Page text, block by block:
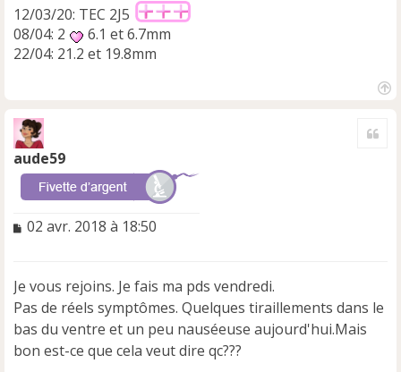
12/03/20: TEC 2J5
08/04: 2
6.1 et 6.7mm
22/04: 21.2 et 19.8mm
aude59
M
a
g
e
n
o
02 avr. 2018 à 18:50
Je vous rejoins. Je fais ma pds vendredi.
Pas de réels symptômes. Quelques tiraillements dans le
bas du ventre et un peu nauséeuse aujourd'hui.Mais
bon est-ce que cela veut dire qc???